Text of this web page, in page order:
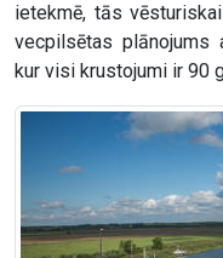
ietekmē, tās
vecpilsētas plānojums
kur visi krustojumi ir 90